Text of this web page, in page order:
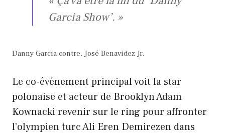
Garcia Show’. »
Danny Garcia contre. José Benavidez Jr.
Le co-événement principal voit la star
polonaise et acteur de Brooklyn Adam
Kownacki revenir sur le ring pour affronter
l’olympien turc Ali Eren Demirezen dans